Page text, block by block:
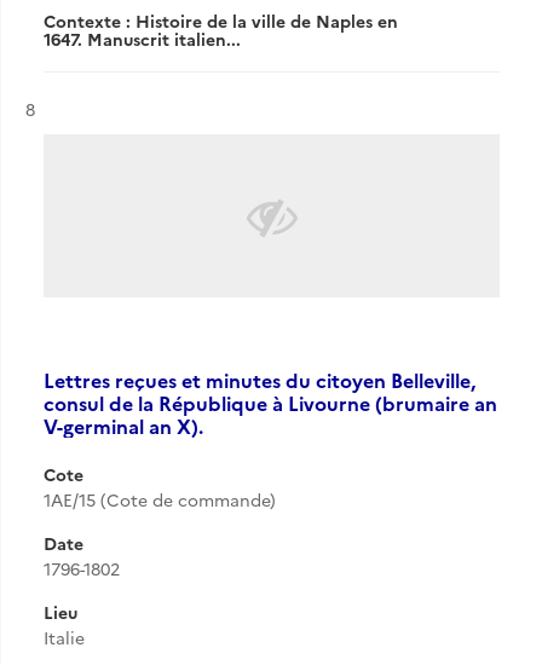
Contexte : Histoire de la ville de Naples en
1647. Manuscrit italien...
Résultat n°
8
Lettres reçues et minutes du citoyen Belleville,
consul de la République à Livourne (brumaire an
V-germinal an X).
Cote
1AE/15 (Cote de commande)
Date
1796-1802
Lieu
Italie